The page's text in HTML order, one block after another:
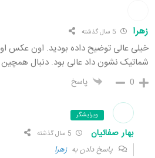
زهرا
خیلی عالی توضیح داده بودید. اون عکس
شماتیک نشون داد عالی بود. دنبال
0 پاسخ
ویرایشگر
بهار صفائیان
پاسخ دادن بهزهرا